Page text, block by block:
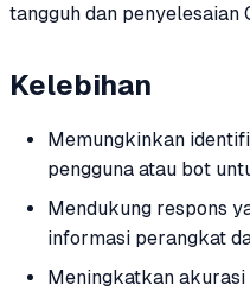
tangguh dan penyelesaian
Kelebihan
Memungkinkan
pengguna atau bot
Mendukung respons
informasi perangkat
Meningkatkan